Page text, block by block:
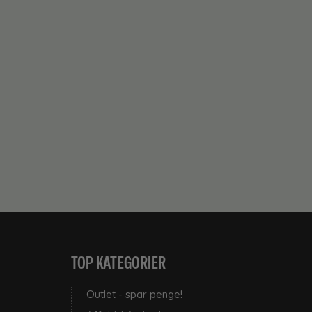
TOP KATEGORIER
Outlet - spar penge!